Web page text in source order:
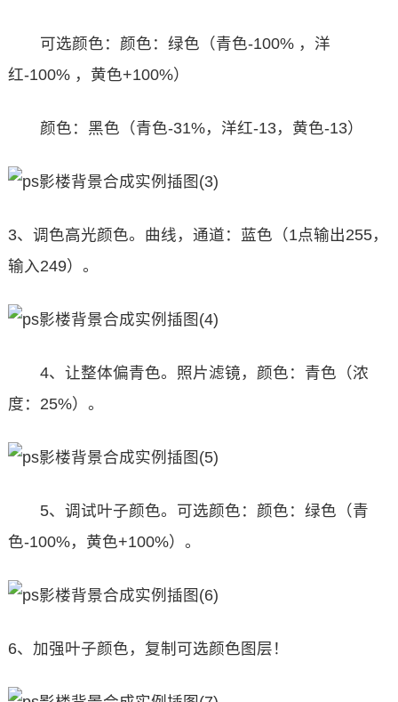
可选颜色：颜色：绿色（青色-100% ，洋
红-100% ，黄色+100%）
颜色：黑色（青色-31%，洋红-13，黄色-13）
3、调色高光颜色。曲线，通道：蓝色（1点输出255，
输入249）。
4、让整体偏青色。照片滤镜，颜色：青色（浓
度：25%）。
5、调试叶子颜色。可选颜色：颜色：绿色（青
色-100%，黄色+100%）。
6、加强叶子颜色，复制可选颜色图层！